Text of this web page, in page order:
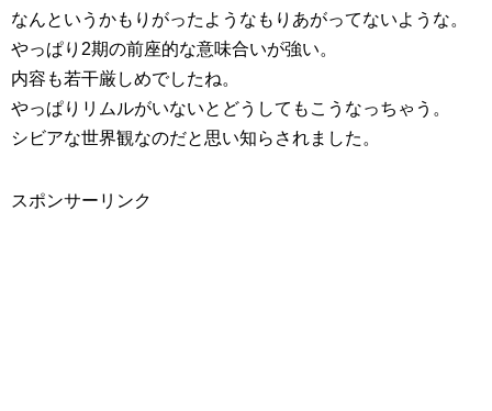
なんというかもりがったようなもりあがってないような。
やっぱり2期の前座的な意味合いが強い。
内容も若干厳しめでしたね。
やっぱりリムルがいないとどうしてもこうなっちゃう。
シビアな世界観なのだと思い知らされました。
スポンサーリンク